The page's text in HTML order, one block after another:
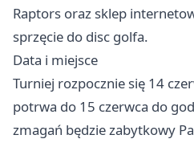
Raptors oraz sklep
sprzęcie do disc golfa.
Data i miejsce
Turniej rozpocznie się 14
potrwa do 15 czerwca do
zmagań będzie zabytkowy